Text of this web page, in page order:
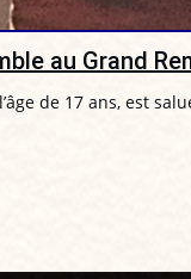
au Grand
de 17 ans, est